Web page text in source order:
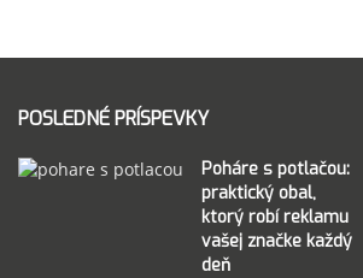
POSLEDNÉ PRÍSPEVKY
Poháre s potlačou:
praktický obal,
ktorý robí reklamu
vašej značke každý
deň